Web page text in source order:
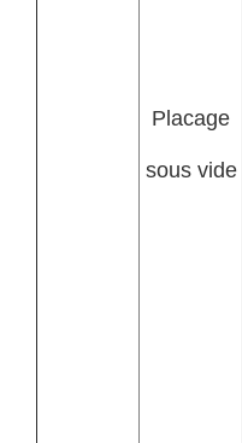
Placage
sous vide